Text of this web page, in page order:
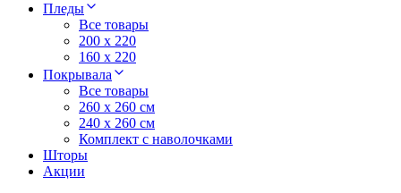
Пледы
Все товары
200 х 220
160 х 220
Покрывала
Все товары
260 x 260 см
240 х 260 см
Комплект с наволочками
Шторы
Акции